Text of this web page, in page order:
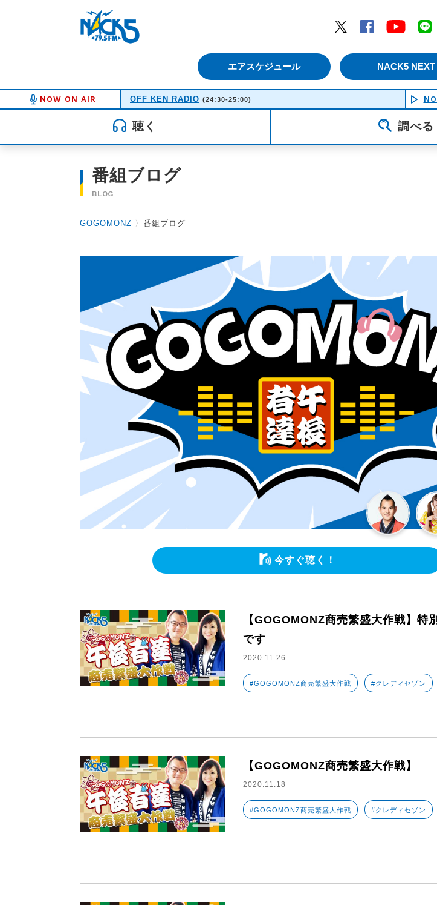
Twitter
Facebook YouTube
エアスケジュール NACK5 NEXT
NOW ON AIR OFF KEN RADIO (24:30-25:00)
聴く 調べる
番組ブログ
BLOG
GOGOMONZ 〉 番組ブログ
今すぐ聴く！
【GOGOMONZ商売繁盛大作戦】特
です
2020.11.26
#GOGOMONZ商売繁盛大作戦 #クレディセゾン
【GOGOMONZ商売繁盛大作戦】
2020.11.18
#GOGOMONZ商売繁盛大作戦 #クレディセゾン